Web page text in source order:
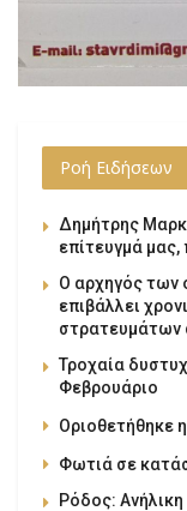
Ροή Ειδήσεων
Δημήτρης
επίτευγμά
Ο αρχηγός των
επιβάλλει
στρατευμάτων
Τροχαία
Φεβρουάριο
Οριοθετήθηκε
Φωτιά σε
Ρόδος: